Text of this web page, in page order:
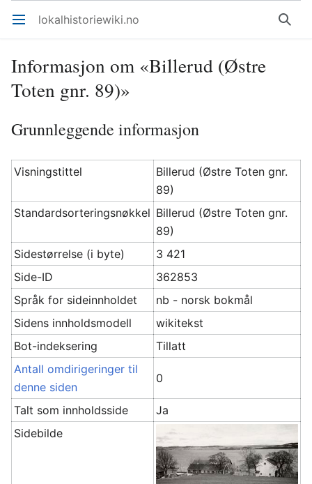
Åpne hovedmenyen lokalhistoriewiki.no Søk
Informasjon om «Billerud (Østre
Toten gnr. 89)»
Grunnleggende informasjon
Visningstittel
Billerud (Østre Toten gnr.
89)
Standardsorteringsnøkkel Billerud (Østre Toten gnr.
89)
Sidestørrelse (i byte)
3 421
Side-ID
362853
Språk for sideinnholdet
nb - norsk bokmål
Sidens innholdsmodell
wikitekst
Bot-indeksering
Tillatt
Antall omdirigeringer til
denne siden
0
Talt som innholdsside
Ja
Sidebilde